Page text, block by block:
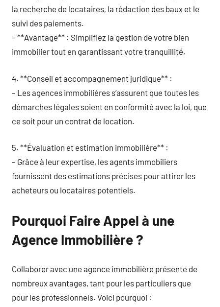
la recherche de locataires, la rédaction des baux et le
suivi des paiements.
– **Avantage** : Simplifiez la gestion de votre bien
immobilier tout en garantissant votre tranquillité.
4. **Conseil et accompagnement juridique** :
– Les agences immobilières s’assurent que toutes les
démarches légales soient en conformité avec la loi, que
ce soit pour un contrat de location.
5. **Évaluation et estimation immobilière** :
– Grâce à leur expertise, les agents immobiliers
fournissent des estimations précises pour attirer les
acheteurs ou locataires potentiels.
Pourquoi Faire Appel à une
Agence Immobilière ?
Collaborer avec une agence immobilière présente de
nombreux avantages, tant pour les particuliers que
pour les professionnels. Voici pourquoi :